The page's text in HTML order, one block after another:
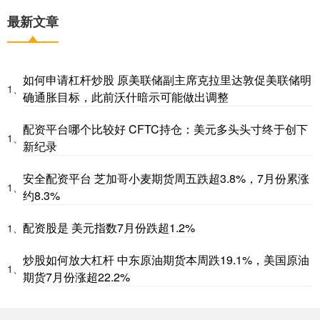
最新文章
1、
如何申请杠杆炒股 原美联储副主席克拉里达敦促美联储明
确通胀目标，此前沃什暗示可能做出调整
1、
配资平台哪个比较好 CFTC持仓：美元多头头寸终于创下
新纪录
1、
安全配资平台 芝加哥小麦期货周五跌超3.8%，7月份累涨
约8.3%
1、 配资股是 美元指数7月份跌超1.2%
1、
炒股如何放大杠杆 中东原油期货本周跌19.1%，美国原油
期货7月份涨超22.2%